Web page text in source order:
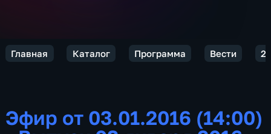
Главная Каталог Программа Вести
Эфир от 03.01.2016 (14:00)